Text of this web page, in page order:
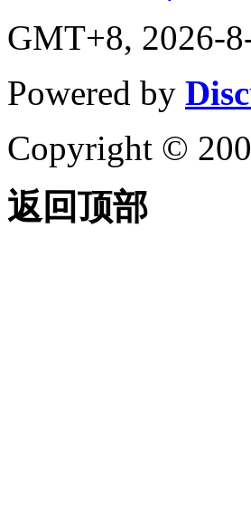
GMT+8, 2026-
Powered by
Copyright ©
返回顶部